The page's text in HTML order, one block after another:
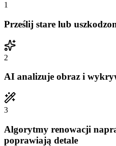
1
Prześlij stare lub
2
AI analizuje obraz i
3
Algorytmy renowacji
poprawiają detale